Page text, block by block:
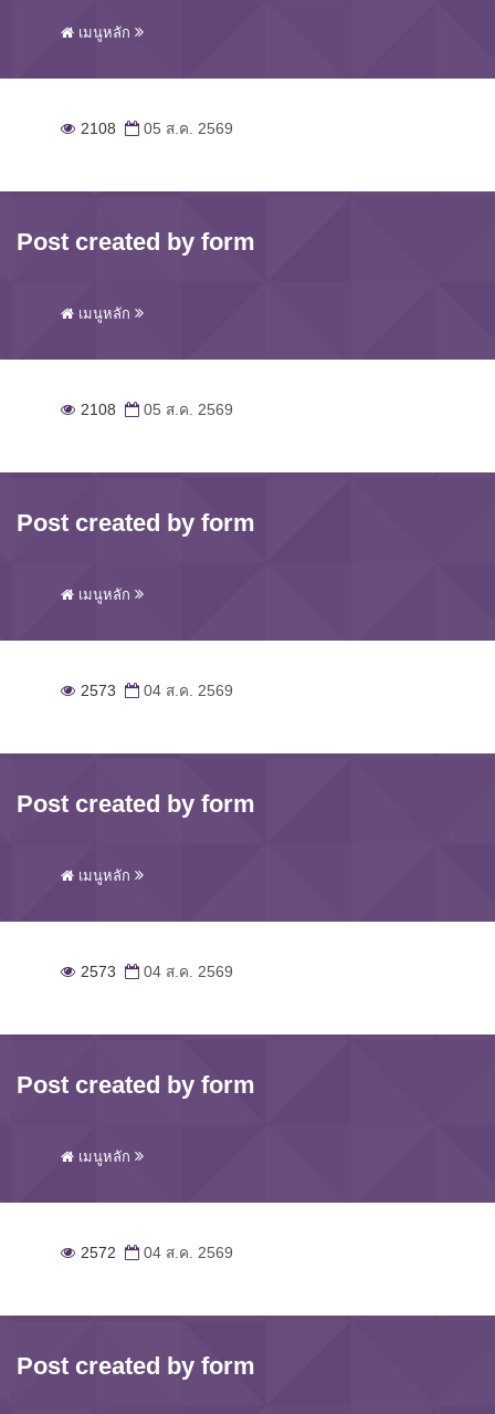
เมนูหลัก
2108 05 ส.ค. 2569
Post created by form
เมนูหลัก
2108 05 ส.ค. 2569
Post created by form
เมนูหลัก
2573 04 ส.ค. 2569
Post created by form
เมนูหลัก
2573 04 ส.ค. 2569
Post created by form
เมนูหลัก
2572 04 ส.ค. 2569
Post created by form